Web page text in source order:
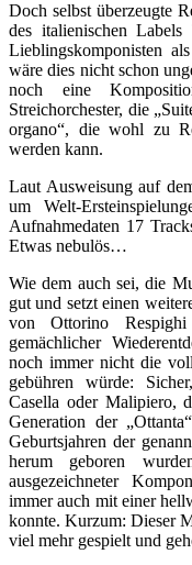
Doch selbst überzeugte
des italienischen
Lieblingskomponisten
wäre dies nicht schon
noch eine
Streichorchester, die
organo“, die wohl zu
werden kann.
Laut Ausweisung auf
um Welt-
Aufnahmedaten 17
Etwas nebulös…
Wie dem auch sei, die
gut und setzt einen
von Ottorino
gemächlicher
noch immer nicht die
gebühren würde:
Casella oder Malipiero,
Generation der
Geburtsjahren der
herum geboren
ausgezeichneter
immer auch mit einer
konnte. Kurzum: Dieser
viel mehr gespielt und